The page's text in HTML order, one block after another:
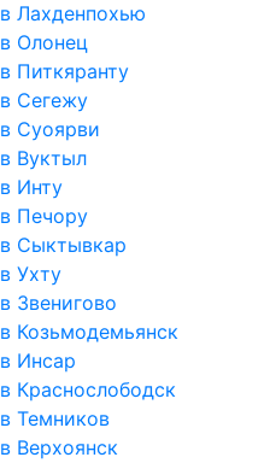
в Лахденпохью
в Олонец
в Питкяранту
в Сегежу
в Суоярви
в Вуктыл
в Инту
в Печору
в Сыктывкар
в Ухту
в Звенигово
в Козьмодемьянск
в Инсар
в Краснослободск
в Темников
в Верхоянск